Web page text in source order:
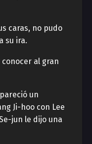
caras, no pudo
su ira.
conocer al gran
un
Ji-hoo con Lee
jun le dijo una